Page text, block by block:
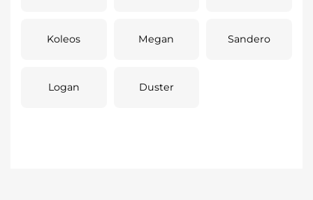
Koleos Megan Sandero
Logan Duster